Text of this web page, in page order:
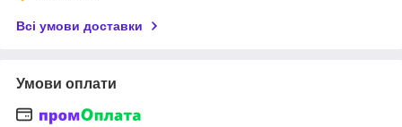
Всі умови доставки
Умови оплати